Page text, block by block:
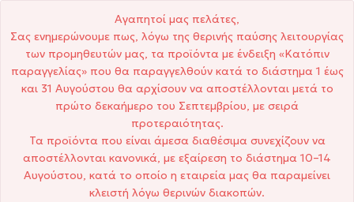
Αγαπητοί μας πελάτες,
Σας ενημερώνουμε πως, λόγω της θερινής παύσης λειτουργίας
των προμηθευτών μας, τα προϊόντα με ένδειξη «Κατόπιν
παραγγελίας» που θα παραγγελθούν κατά το διάστημα 1 έως
και 31 Αυγούστου θα αρχίσουν να αποστέλλονται μετά το
πρώτο δεκαήμερο του Σεπτεμβρίου, με σειρά
προτεραιότητας.
Τα προϊόντα που είναι άμεσα διαθέσιμα συνεχίζουν να
αποστέλλονται κανονικά, με εξαίρεση το διάστημα 10–14
Αυγούστου, κατά το οποίο η εταιρεία μας θα παραμείνει
κλειστή λόγω θερινών διακοπών.